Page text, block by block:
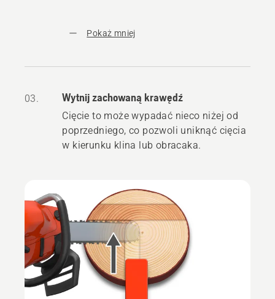
Pokaż mniej
03. Wytnij zachowaną krawędź
Cięcie to może wypadać nieco niżej od
poprzedniego, co pozwoli uniknąć cięcia
w kierunku klina lub obracaka.